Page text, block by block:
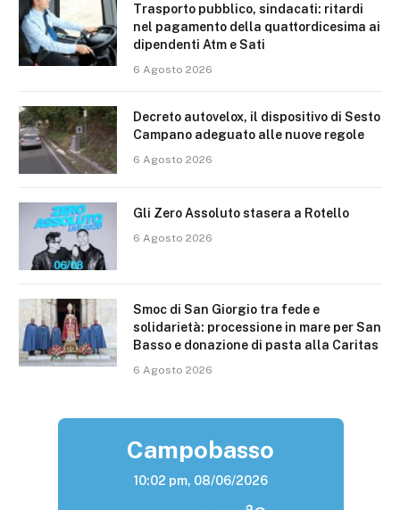
Trasporto pubblico, sindacati: ritardi
nel pagamento della quattordicesima ai
dipendenti Atm e Sati
6 Agosto 2026
Decreto autovelox, il dispositivo di Sesto
Campano adeguato alle nuove regole
6 Agosto 2026
Gli Zero Assoluto stasera a Rotello
6 Agosto 2026
Smoc di San Giorgio tra fede e
solidarietà: processione in mare per San
Basso e donazione di pasta alla Caritas
6 Agosto 2026
Campobasso
10:02 pm, 08/06/2026